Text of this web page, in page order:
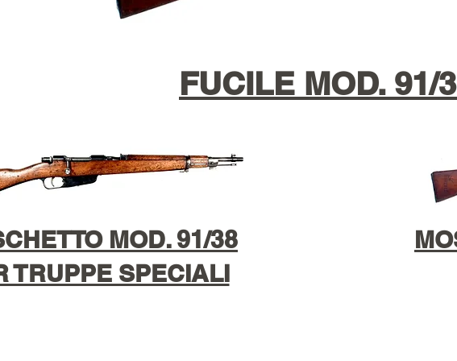
FUCILE MOD. 91/
MOD. 91/38
TRUPPE SPECIALI